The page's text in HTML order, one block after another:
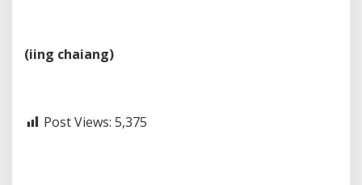
(iing chaiang)
Post Views: 5,375